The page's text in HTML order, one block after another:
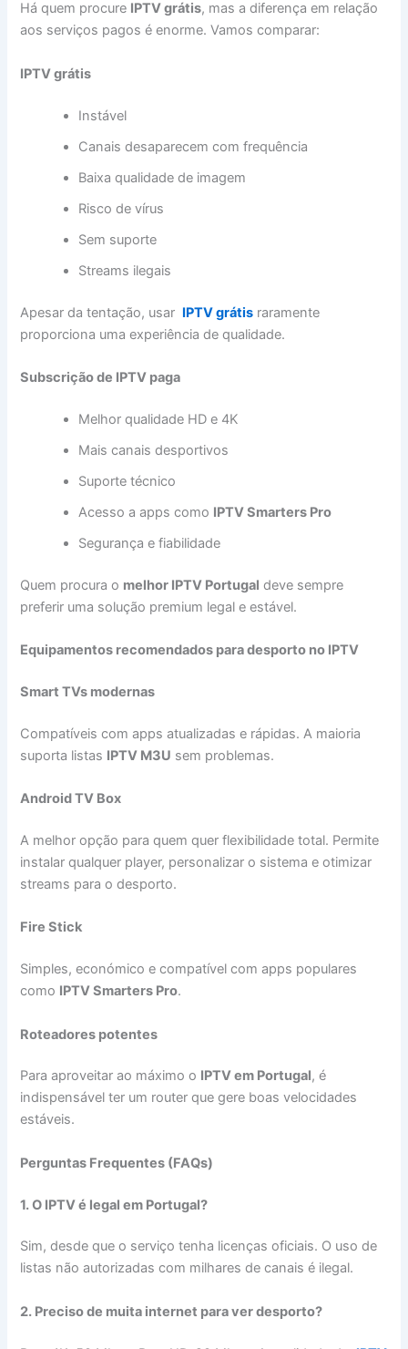
Há quem procure IPTV grátis, mas a diferença em relação
aos serviços pagos é enorme. Vamos comparar:
IPTV grátis
Instável
Canais desaparecem com frequência
Baixa qualidade de imagem
Risco de vírus
Sem suporte
Streams ilegais
Apesar da tentação, usar IPTV grátis raramente
proporciona uma experiência de qualidade.
Subscrição de IPTV paga
Melhor qualidade HD e 4K
Mais canais desportivos
Suporte técnico
Acesso a apps como IPTV Smarters Pro
Segurança e fiabilidade
Quem procura o melhor IPTV Portugal deve sempre
preferir uma solução premium legal e estável.
Equipamentos recomendados para desporto no IPTV
Smart TVs modernas
Compatíveis com apps atualizadas e rápidas. A maioria
suporta listas IPTV M3U sem problemas.
Android TV Box
A melhor opção para quem quer flexibilidade total. Permite
instalar qualquer player, personalizar o sistema e otimizar
streams para o desporto.
Fire Stick
Simples, económico e compatível com apps populares
como IPTV Smarters Pro.
Roteadores potentes
Para aproveitar ao máximo o IPTV em Portugal, é
indispensável ter um router que gere boas velocidades
estáveis.
Perguntas Frequentes (FAQs)
1. O IPTV é legal em Portugal?
Sim, desde que o serviço tenha licenças oficiais. O uso de
listas não autorizadas com milhares de canais é ilegal.
2. Preciso de muita internet para ver desporto?